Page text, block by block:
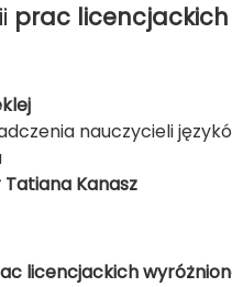
prac licencjackich
nauczycieli
Kanasz
licencjackich